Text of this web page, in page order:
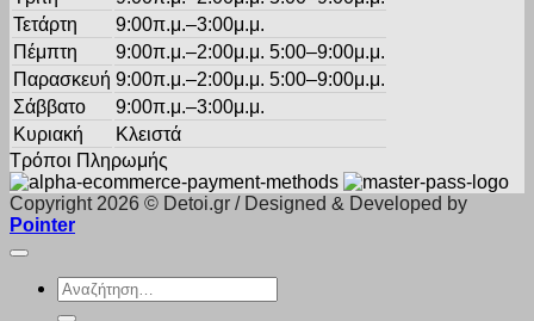
Τετάρτη
9:00π.μ.–3:00μ.μ.
Πέμπτη
9:00π.μ.–2:00μ.μ. 5:00–9:00μ.μ.
Παρασκευή 9:00π.μ.–2:00μ.μ. 5:00–9:00μ.μ.
Σάββατο
9:00π.μ.–3:00μ.μ.
Κυριακή
Κλειστά
Τρόποι Πληρωμής
Copyright 2026 © Detoi.gr / Designed & Developed by
Pointer
Αναζήτηση
για: